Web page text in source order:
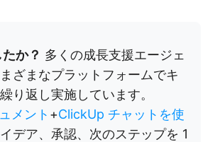
か？ 多くの成長支援エージェ
ざまなプラットフォームでキ
り返し実施しています。
メント +ClickUp チャットを使
デア、承認、次のステップを 1